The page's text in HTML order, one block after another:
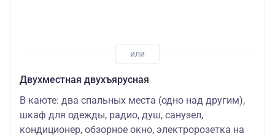
Двухместная двухъярусная
В каюте: два спальных места (одно над другим),
шкаф для одежды, радио, душ, санузел,
кондиционер, обзорное окно, электророзетка на